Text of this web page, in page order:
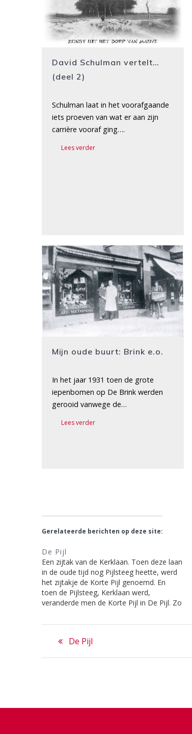
David Schulman vertelt…
(deel 2)
Schulman laat in het voorafgaande
iets proeven van wat er aan zijn
carrière vooraf ging….
Lees verder
Mijn oude buurt: Brink e.o.
In het jaar 1931 toen de grote
iepenbomen op De Brink werden
gerooid vanwege de…
Lees verder
Gerelateerde berichten op deze site:
De Pijl
Een zijtak van de Kerklaan. Toen deze laan
in de oude tijd nog Pijlsteeg heette, werd
het zijtakje de Korte Pijl genoemd. En
toen de Pijlsteeg, Kerklaan werd,
veranderde men de Korte Pijl in De Pijl. Zo
door de straten heen, door Gerard
Bericht
navigatie
Previous
De Pijl